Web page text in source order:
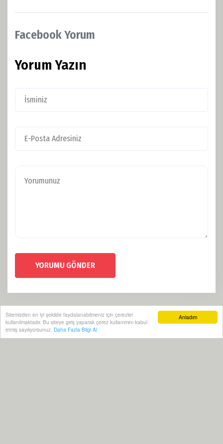
Anladım
Sitemizden en iyi şekilde faydalanabilmeniz için çerezler
kullanılmaktadır. Bu siteye giriş yaparak çerez kullanımını kabul
etmiş sayılıyorsunuz. Daha Fazla Bilgi Al
Facebook Yorum
Yorum Yazın
YORUMU GÖNDER